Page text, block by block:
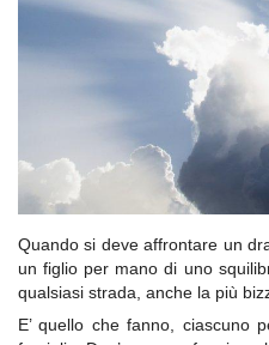
Quando si deve affrontare un
un figlio per mano di uno
qualsiasi strada, anche la più
E’ quello che fanno, ciascuno